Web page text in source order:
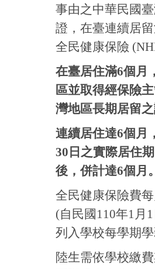
事由之中華民國
證，在臺連續居
全民健康保險
在臺居住滿6個月
區並取得經保險
灣地區長期居留之
連續居住達6個月
30日之實際居住
後，併計達6個月 。
全民健康保險費
(自民國110年1月
列入學校每學期
陸生需依學校繳